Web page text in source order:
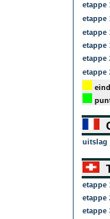
etappe
etappe
etappe
etappe
etappe
etappe
uitslag
etappe
etappe
etappe